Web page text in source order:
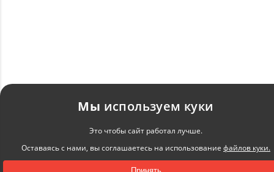
Мы используем куки
Это чтобы сайт работал лучше.
Оставаясь с нами, вы соглашаетесь на использование файлов куки.
Принять